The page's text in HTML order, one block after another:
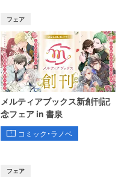
フェア
メルティアブックス新創刊記
念フェア in 書泉
コミック・ラノベ
フェア